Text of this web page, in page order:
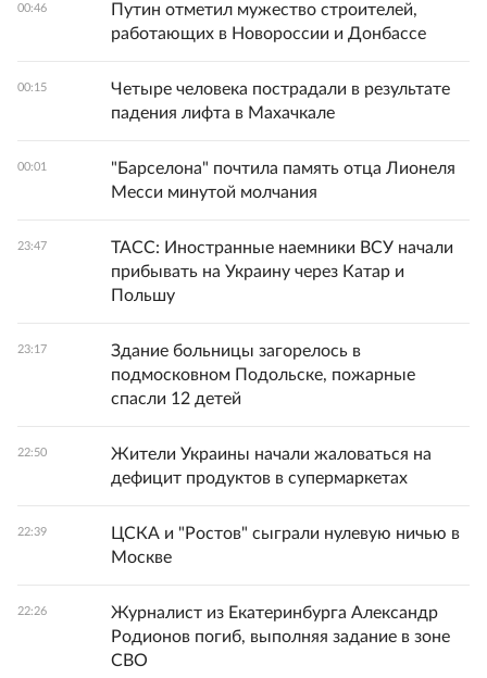
00:46
Путин отметил мужество строителей,
работающих в Новороссии и Донбассе
00:15
Четыре человека пострадали в результате
падения лифта в Махачкале
00:01
"Барселона" почтила память отца Лионеля
Месси минутой молчания
23:47
ТАСС: Иностранные наемники ВСУ начали
прибывать на Украину через Катар и
Польшу
23:17
Здание больницы загорелось в
подмосковном Подольске, пожарные
спасли 12 детей
22:50
Жители Украины начали жаловаться на
дефицит продуктов в супермаркетах
22:39
ЦСКА и "Ростов" сыграли нулевую ничью в
Москве
22:26
Журналист из Екатеринбурга Александр
Родионов погиб, выполняя задание в зоне
СВО